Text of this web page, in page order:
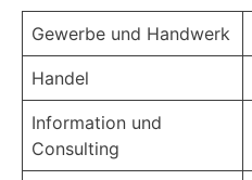
Gewerbe und Handwerk
Handel
Information und
Consulting